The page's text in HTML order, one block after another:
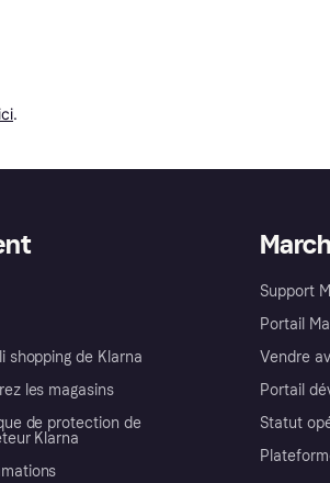
.
shopping de Klarna
les magasins
de protection de
Klarna
Support
Portail
Vendre
Portail
Statut